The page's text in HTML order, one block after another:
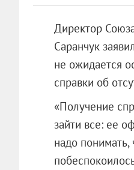
Директор
Саранчук
не ожидается
справки об
«Получение
зайти все: ее
надо понимать,